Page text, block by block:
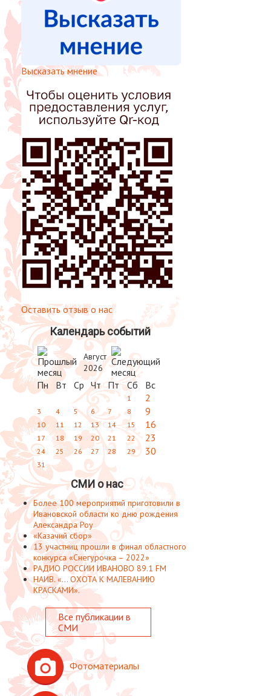
Высказать мнение
Оставить отзыв о нас
Календарь событий
Август
2026
Пн Вт Ср Чт Пт Сб Вс
1 2
3 4 5 6 7 8 9
10 11 12 13 14 15 16
17 18 19 20 21 22 23
24 25 26 27 28 29 30
31
СМИ о нас
Более 100 мероприятий приготовили в
Ивановской области ко дню рождения
Александра Роу
«Казачий сбор»
13 участниц прошли в финал областного
конкурса «Снегурочка – 2022»
РАДИО РОССИИ ИВАНОВО 89.1 FM
НАИВ. «... ОХОТА К МАЛЕВАНИЮ
КРАСКАМИ».
Все публикации в
СМИ
Фотоматериалы